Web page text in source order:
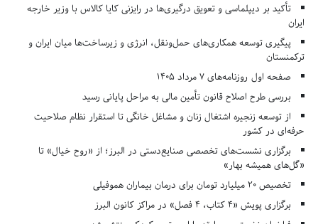
تأکید بر دیپلماسی و تعویق درگیری‌ها در رایزنی کایا کالاس با وزیر خارجه
ایران
پیگیری توسعه همکاری‌های حمل‌ونقل، انرژی و زیرساخت‌ها میان ایران و
ترکمنستان
صفحه اول روزنامه‌های 7 مرداد 1405
بررسی طرح اصلاح قانون تأمین مالی به مراحل پایانی رسید
از توسعه زنجیره اشتغال زنان و مشاغل خانگی تا استقرار نظام صلاحیت
حرفه‌ای در کشور
برگزاری نشست‌های تخصصی صنایع‌دستی در البرز؛ از «روح خیال» تا
«گل‌های همیشه بهار»
تخصیص ۲۰ میلیارد تومان برای درمان بیماران هموفیلی
برگزاری پویش «۴ کتاب، ۴ فصل» در مراکز کانون البرز